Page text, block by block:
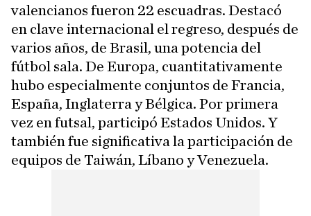
valencianos fueron 22 escuadras. Destacó
en clave internacional el regreso, después de
varios años, de Brasil, una potencia del
fútbol sala. De Europa, cuantitativamente
hubo especialmente conjuntos de Francia,
España, Inglaterra y Bélgica. Por primera
vez en futsal, participó Estados Unidos. Y
también fue significativa la participación de
equipos de Taiwán, Líbano y Venezuela.